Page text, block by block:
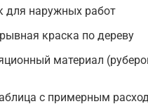
для наружных работ
краска по дереву
материал
с примерным